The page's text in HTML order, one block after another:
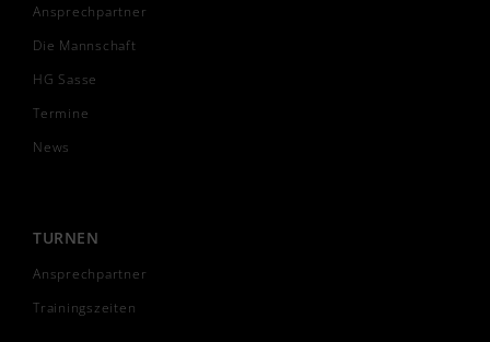
Ansprechpartner
Die Mannschaft
HG Sasse
Termine
News
TURNEN
Ansprechpartner
Trainingszeiten